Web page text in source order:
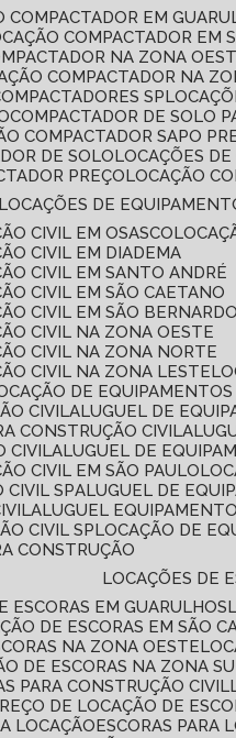
COMPACTADOR EM
COMPACTADOR EM
NA ZONA
COMPACTADOR NA
SP
COMPACTADOR DE SOLO
COMPACTADOR SAPO
DE SOLO LOCAÇÕES
PREÇO LOCAÇÃO
LOCAÇÕES DE
CIVIL EM OSASCO
CIVIL EM DIADEMA
CIVIL EM SANTO ANDRÉ
CIVIL EM SÃO CAETANO
CIVIL EM SÃO BERNARDO
CIVIL NA ZONA OESTE
CIVIL NA ZONA NORTE
CIVIL NA ZONA LESTE
DE
CIVIL ALUGUEL DE
CONSTRUÇÃO CIVIL
CIVIL ALUGUEL DE
CIVIL EM SÃO PAULO
CIVIL SP ALUGUEL DE
ALUGUEL
CIVIL SP LOCAÇÃO DE
CONSTRUÇÃO
LOCAÇÕES DE
ESCORAS EM GUARULHOS
DE ESCORAS EM SÃO
NA ZONA OESTE
DE ESCORAS NA ZONA
PARA CONSTRUÇÃO CIVIL
PREÇO DE LOCAÇÃO DE
LOCAÇÃO ESCORAS PARA